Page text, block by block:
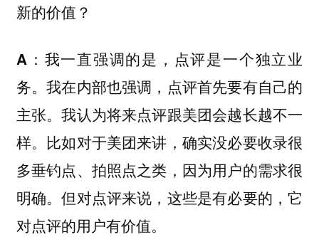
新的价值？
A： 我一直强调的是，点评是一个独立业
务。我在内部也强调，点评首先要有自己的
主张。我认为将来点评跟美团会越长越不一
样。比如对于美团来讲，确实没必要收录很
多垂钓点、拍照点之类，因为用户的需求很
明确。但对点评来说，这些是有必要的，它
对点评的用户有价值。